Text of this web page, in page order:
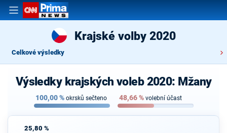
Krajské volby 2020
Celkové výsledky
Výsledky krajských voleb 2020: Mžany
100,00% okrsků sečteno 48,66% volební účast
25,80 %